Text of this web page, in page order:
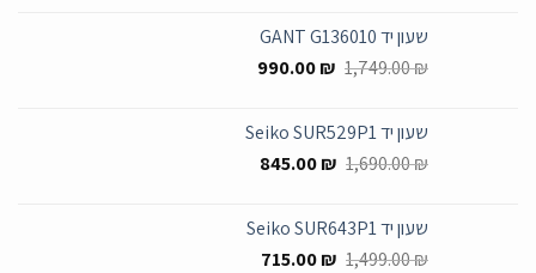
1,699.00 ₪.
955.00 ₪.
שעון יד GANT G136010
1,749.00₪
המחיר
1,749.00 ₪.
990.00₪
המחיר
990.00 ₪.
שעון יד Seiko SUR529P1
1,690.00₪
המחיר
1,690.00 ₪.
845.00₪
המחיר
845.00 ₪.
שעון יד Seiko SUR643P1
1,499.00₪
המחיר
715.00₪
המחיר